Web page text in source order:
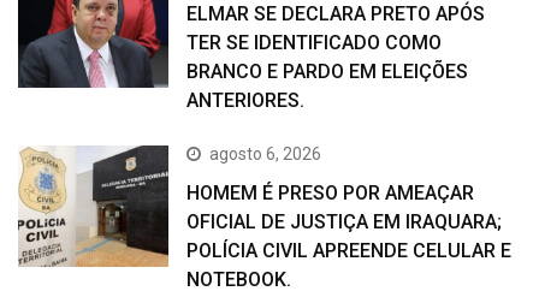
ELMAR SE DECLARA PRETO APÓS
TER SE IDENTIFICADO COMO
BRANCO E PARDO EM ELEIÇÕES
ANTERIORES.
agosto 6, 2026
HOMEM É PRESO POR AMEAÇAR
OFICIAL DE JUSTIÇA EM IRAQUARA;
POLÍCIA CIVIL APREENDE CELULAR E
NOTEBOOK.